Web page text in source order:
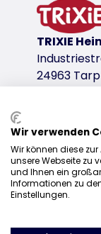
TRIXIE
24963 Tarp
+49 4638
Wir verwenden
Wir können diese
unsere Webseite zu
und Ihnen ein
Informationen zu
Einstellungen.